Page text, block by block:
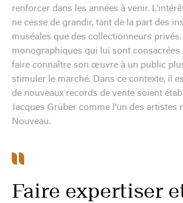
renforcer dans les années à venir.
ne cesse de grandir, tant de la part des
muséales que des collectionneurs
monographiques qui lui sont consacrées
faire connaître son œuvre à un public
stimuler le marché. Dans ce contexte, il
de nouveaux records de vente soient
Jacques Grüber comme l'un des artistes
Nouveau.
Faire expertiser